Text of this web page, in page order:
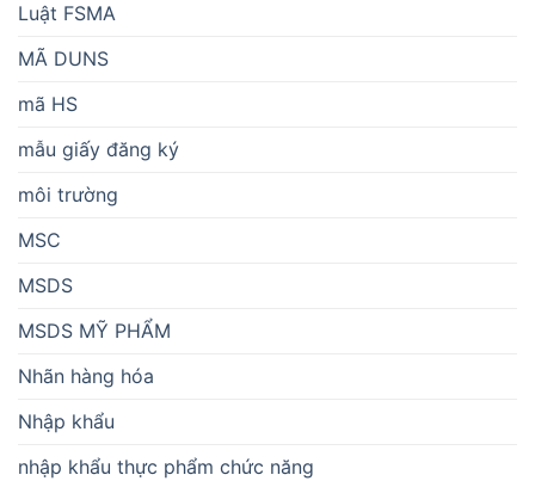
Luật FSMA
MÃ DUNS
mã HS
mẫu giấy đăng ký
môi trường
MSC
MSDS
MSDS MỸ PHẨM
Nhãn hàng hóa
Nhập khẩu
nhập khẩu thực phẩm chức năng